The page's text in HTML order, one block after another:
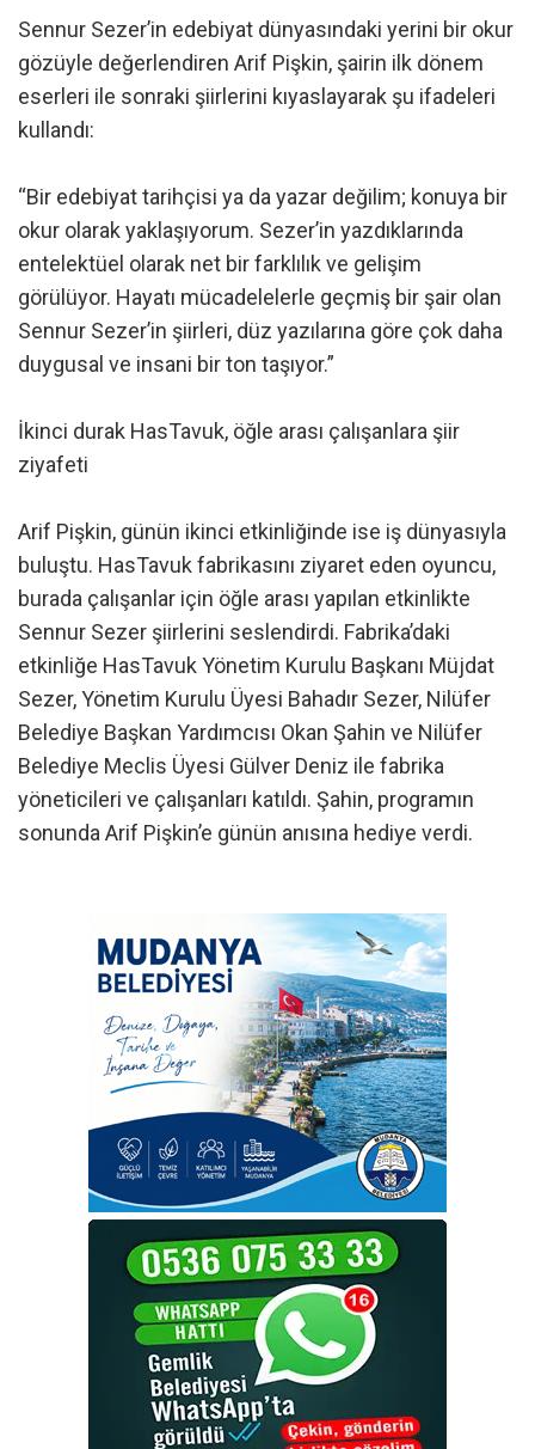
Sennur Sezer’in edebiyat dünyasındaki yerini bir okur
gözüyle değerlendiren Arif Pişkin, şairin ilk dönem
eserleri ile sonraki şiirlerini kıyaslayarak şu ifadeleri
kullandı:
“Bir edebiyat tarihçisi ya da yazar değilim; konuya bir
okur olarak yaklaşıyorum. Sezer’in yazdıklarında
entelektüel olarak net bir farklılık ve gelişim
görülüyor. Hayatı mücadelelerle geçmiş bir şair olan
Sennur Sezer’in şiirleri, düz yazılarına göre çok daha
duygusal ve insani bir ton taşıyor.”
İkinci durak HasTavuk, öğle arası çalışanlara şiir
ziyafeti
Arif Pişkin, günün ikinci etkinliğinde ise iş dünyasıyla
buluştu. HasTavuk fabrikasını ziyaret eden oyuncu,
burada çalışanlar için öğle arası yapılan etkinlikte
Sennur Sezer şiirlerini seslendirdi. Fabrika’daki
etkinliğe HasTavuk Yönetim Kurulu Başkanı Müjdat
Sezer, Yönetim Kurulu Üyesi Bahadır Sezer, Nilüfer
Belediye Başkan Yardımcısı Okan Şahin ve Nilüfer
Belediye Meclis Üyesi Gülver Deniz ile fabrika
yöneticileri ve çalışanları katıldı. Şahin, programın
sonunda Arif Pişkin’e günün anısına hediye verdi.